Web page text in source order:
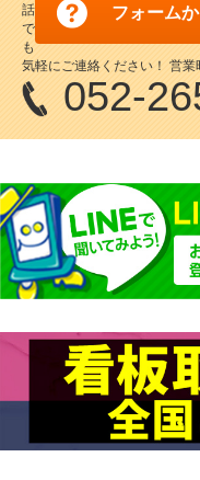
フォーム
話
で
も
気軽にご連絡ください！ 営
052-